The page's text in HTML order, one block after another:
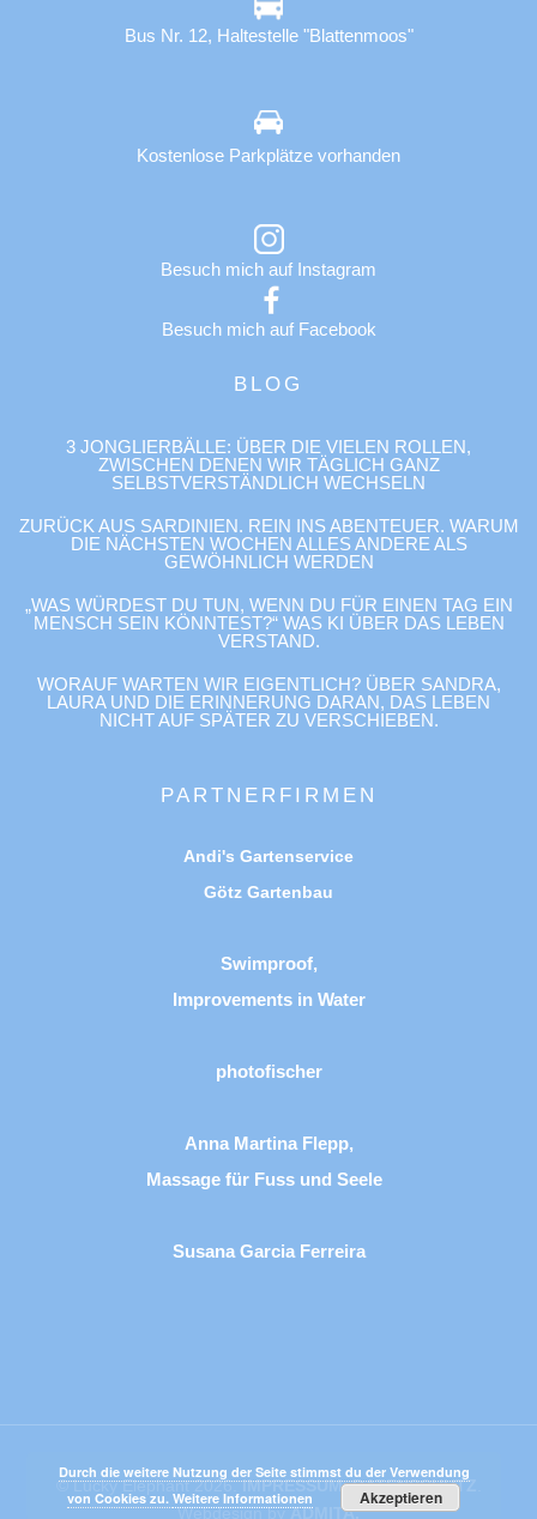
Bus Nr. 12, Haltestelle "Blattenmoos"
Kostenlose Parkplätze vorhanden
Besuch mich auf Instagram
Besuch mich auf Facebook
BLOG
3 JONGLIERBÄLLE: ÜBER DIE VIELEN ROLLEN,
ZWISCHEN DENEN WIR TÄGLICH GANZ
SELBSTVERSTÄNDLICH WECHSELN
ZURÜCK AUS SARDINIEN. REIN INS ABENTEUER. WARUM
DIE NÄCHSTEN WOCHEN ALLES ANDERE ALS
GEWÖHNLICH WERDEN
„WAS WÜRDEST DU TUN, WENN DU FÜR EINEN TAG EIN
MENSCH SEIN KÖNNTEST?“ WAS KI ÜBER DAS LEBEN
VERSTAND.
WORAUF WARTEN WIR EIGENTLICH? ÜBER SANDRA,
LAURA UND DIE ERINNERUNG DARAN, DAS LEBEN
NICHT AUF SPÄTER ZU VERSCHIEBEN.
PARTNERFIRMEN
Andi's Gartenservice
Götz Gartenbau
Swimproof,
Improvements in Water
photofischer
Anna Martina Flepp,
Massage für Fuss und Seele
Susana Garcia Ferreira
© Lucky Elephant 2026.IMPRESSUM.DATENSCHUTZ
Webdesign byADMITA.
Durch die weitere Nutzung der Seite stimmst du der Verwendung
von Cookies zu.Weitere Informationen Akzeptieren